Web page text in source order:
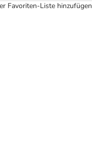
Favoriten-Liste hinzufügen